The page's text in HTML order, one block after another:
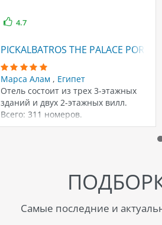
4.7
PICKALBATROS THE PALACE PORT
Марса Алам , Египет
Отель состоит из трех 3-этажных
зданий и двух 2-этажных вилл.
Всего: 311 номеров.
Самые последние и